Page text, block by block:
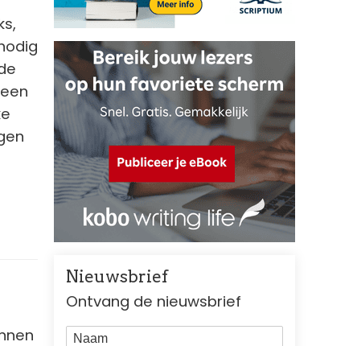
Nieuwsbrief
Ontvang de nieuwsbrief
Naam